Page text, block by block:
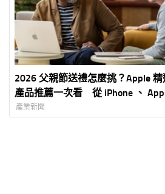
2026 父親節送禮怎麼挑？Apple 精
產品推薦一次看 從 iPhone 、
Watch 到 MacBook 全面滿足不同需
產業新聞